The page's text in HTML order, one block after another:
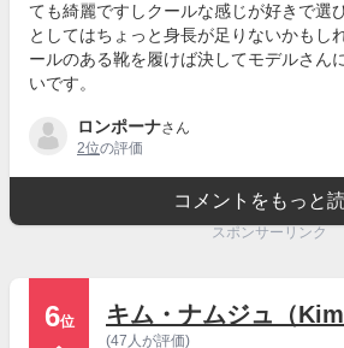
ても綺麗ですしクールな感じが好きで選
としてはちょっと身長が足りないかもし
ールのある靴を履けば決してモデルさん
いです。
ロンポーナさん
2位の評価
コメントをもっと
スポンサーリンク
6位 キム・ナムジュ（
(47人が評価)